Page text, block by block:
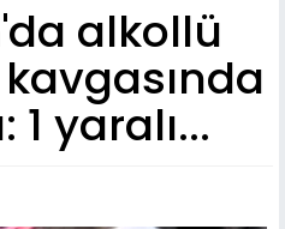
alkollü
1 yaralı...